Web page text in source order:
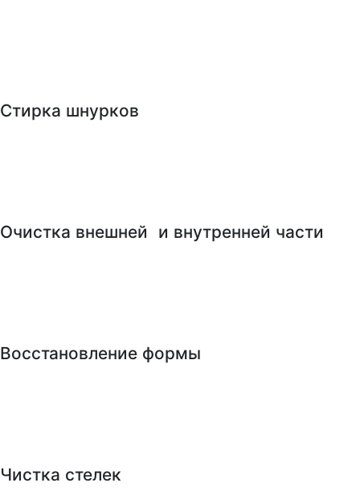
Стирка шнурков
Очистка внешней и внутренней части
Восстановление формы
Чистка стелек